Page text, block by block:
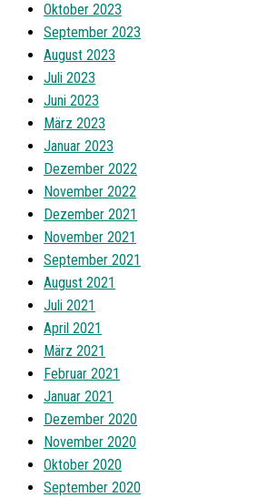
Oktober 2023
September 2023
August 2023
Juli 2023
Juni 2023
März 2023
Januar 2023
Dezember 2022
November 2022
Dezember 2021
November 2021
September 2021
August 2021
Juli 2021
April 2021
März 2021
Februar 2021
Januar 2021
Dezember 2020
November 2020
Oktober 2020
September 2020